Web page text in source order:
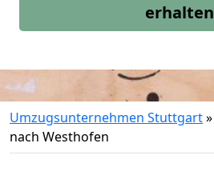
erhalten
Umzugsunternehmen Stuttgart»
nach Westhofen